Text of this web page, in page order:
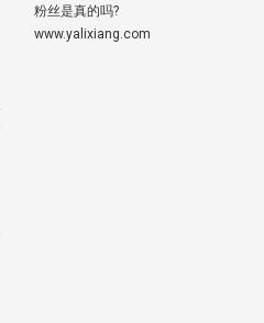
粉丝是真的吗?
www.yalixiang.com